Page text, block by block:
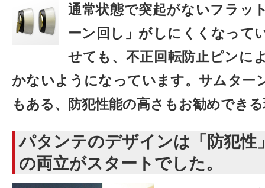
通常状態で突起がないフラッ
ーン回し」がしにくくなって
せても、不正回転防止ピンに
かないようになっています。サムター
もある、防犯性能の高さもお勧めでき
パタンテのデザインは「防犯性
の両立がスタートでした。